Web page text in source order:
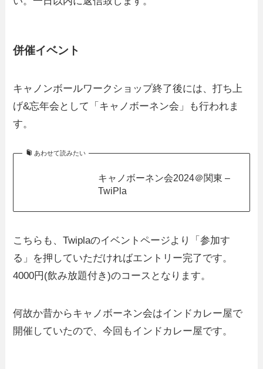
併催イベント
キャノンボールワークショップ終了後には、打ち上
げ&忘年会として「キャノボーネン会」も行われま
す。
あわせて読みたい
キャノボーネン会2024＠関東 –
TwiPla
こちらも、Twiplaのイベントページより「参加す
る」を押していただければエントリー完了です。
4000円(飲み放題付き)のコースとなります。
何故か昔からキャノボーネン会はインドカレー屋で
開催していたので、今回もインドカレー屋です。